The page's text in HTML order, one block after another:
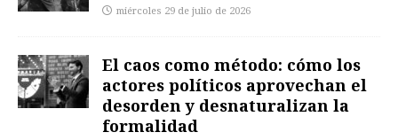
miércoles 29 de julio de 2026
El caos como método: cómo los
actores políticos aprovechan el
desorden y desnaturalizan la
formalidad